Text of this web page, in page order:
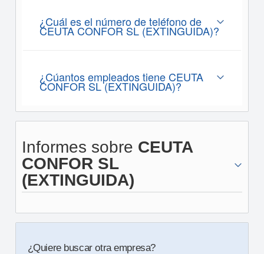
¿Cuál es el número de teléfono de
CEUTA CONFOR SL (EXTINGUIDA)?
¿Cúantos empleados tiene CEUTA
CONFOR SL (EXTINGUIDA)?
Informes sobre CEUTA
CONFOR SL
(EXTINGUIDA)
¿Quiere buscar otra empresa?